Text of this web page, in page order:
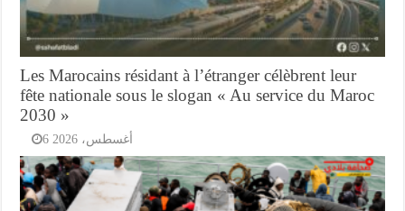
Les Marocains résidant à l’étranger célèbrent leur
fête nationale sous le slogan « Au service du Maroc
2030 »
6 أغسطس، 2026